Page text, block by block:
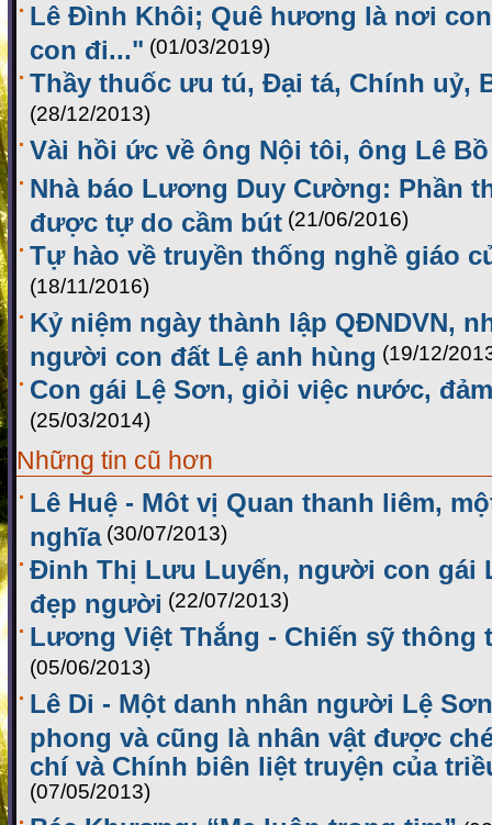
Lê Đình Khôi; Quê hương là nơi
con đi..." (01/03/2019)
Thầy thuốc ưu tú, Đại tá, Chính uỷ,
(28/12/2013)
Vài hồi ức về ông Nội tôi, ông Lê Bồ
Nhà báo Lương Duy Cường: Phần
được tự do cầm bút (21/06/2016)
Tự hào về truyền thống nghề giáo
(18/11/2016)
Kỷ niệm ngày thành lập QĐNDVN,
người con đất Lệ anh hùng (19/12/
Con gái Lệ Sơn, giỏi việc nước,
(25/03/2014)
Những tin cũ hơn
Lê Huệ - Môt vị Quan thanh liêm,
nghĩa (30/07/2013)
Đinh Thị Lưu Luyến, người con gái
đẹp người (22/07/2013)
Lương Việt Thắng - Chiến sỹ thông
(05/06/2013)
Lê Di - Một danh nhân người Lệ
phong và cũng là nhân vật được
chí và Chính biên liệt truyện của
(07/05/2013)